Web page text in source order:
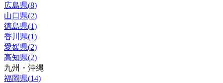
広島県(8)
山口県(2)
徳島県(1)
香川県(1)
愛媛県(2)
高知県(2)
九州・沖縄
福岡県(14)